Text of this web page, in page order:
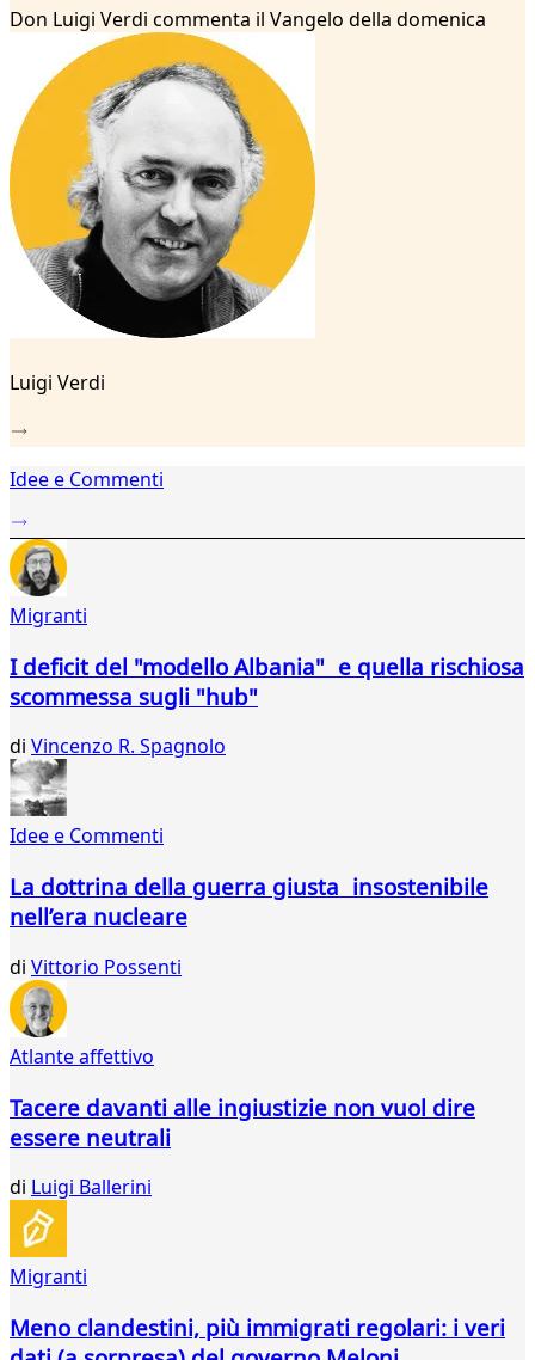
...
...
Don Luigi Verdi commenta il Vangelo della domenica
Luigi Verdi
Idee e Commenti
Migranti
I deficit del "modello Albania" e quella rischiosa
scommessa sugli "hub"
di Vincenzo R. Spagnolo
Idee e Commenti
La dottrina della guerra giusta insostenibile
nell’era nucleare
di Vittorio Possenti
Atlante affettivo
Tacere davanti alle ingiustizie non vuol dire
essere neutrali
di Luigi Ballerini
Migranti
Meno clandestini, più immigrati regolari: i veri